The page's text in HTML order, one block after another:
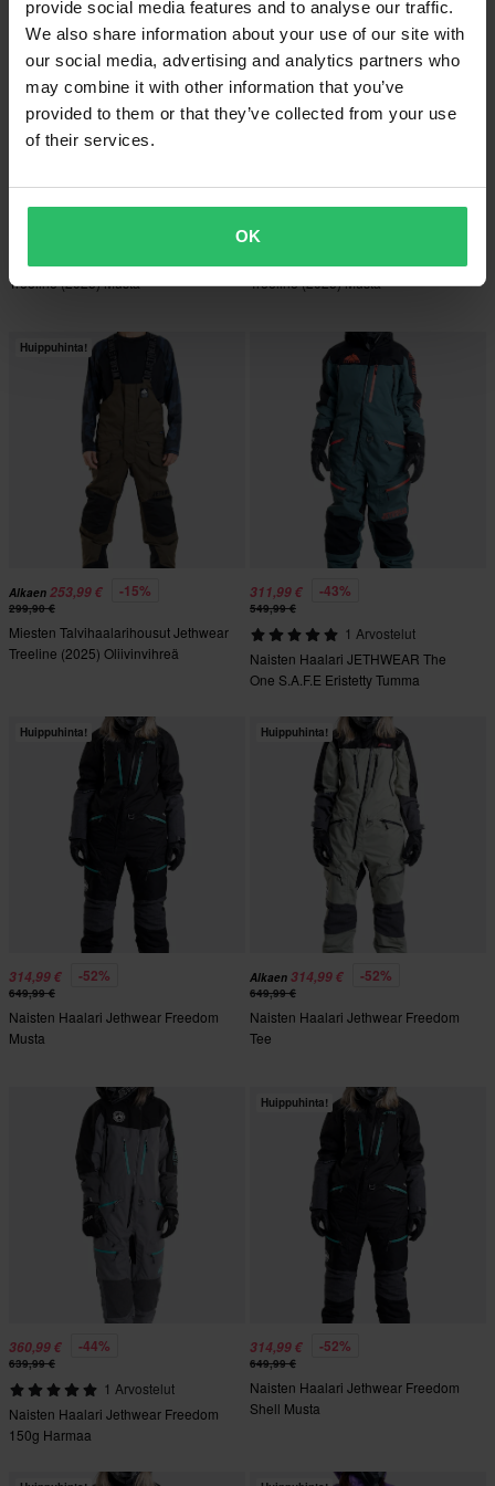
provide social media features and to analyse our traffic.
We also share information about your use of our site with
our social media, advertising and analytics partners who
may combine it with other information that you’ve
provided to them or that they’ve collected from your use
of their services.
OK
Miesten Talvihaalarihousut Jethwear
Treeline (2025) Musta
299,90 €
Miesten Talvihaalarihousut Jethwear
Treeline (2025) Musta
Huippuhinta!
Alkaen 253,99 € -15%
299,90 €
Miesten Talvihaalarihousut Jethwear
Treeline (2025) Oliivinvihreä
311,99 € -43%
549,99 €
1 Arvostelut
Naisten Haalari JETHWEAR The
One S.A.F.E Eristetty Tumma
Huippuhinta!
314,99 € -52%
649,99 €
Naisten Haalari Jethwear Freedom
Musta
Huippuhinta!
Alkaen 314,99 € -52%
649,99 €
Naisten Haalari Jethwear Freedom
Tee
360,99 € -44%
639,99 €
1 Arvostelut
Naisten Haalari Jethwear Freedom
150g Harmaa
Huippuhinta!
314,99 € -52%
649,99 €
Naisten Haalari Jethwear Freedom
Shell Musta